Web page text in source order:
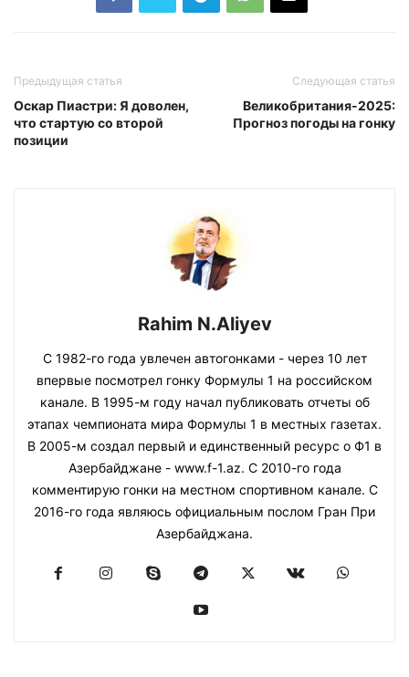
Предыдущая статья
Оскар Пиастри: Я доволен,
что стартую со второй
позиции
Следующая статья
Великобритания-2025:
Прогноз погоды на гонку
Rahim N.Aliyev
С 1982-го года увлечен автогонками - через 10 лет
впервые посмотрел гонку Формулы 1 на российском
канале. В 1995-м году начал публиковать отчеты об
этапах чемпионата мира Формулы 1 в местных газетах.
В 2005-м создал первый и единственный ресурс о Ф1 в
Азербайджане - www.f-1.az. С 2010-го года
комментирую гонки на местном спортивном канале. С
2016-го года являюсь официальным послом Гран При
Азербайджана.